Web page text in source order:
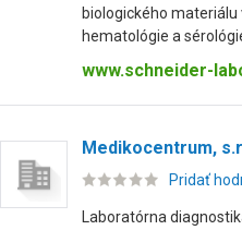
biologického
hematológie a
www.schneider-
Medikocentrum,
Pridať
Laboratórna